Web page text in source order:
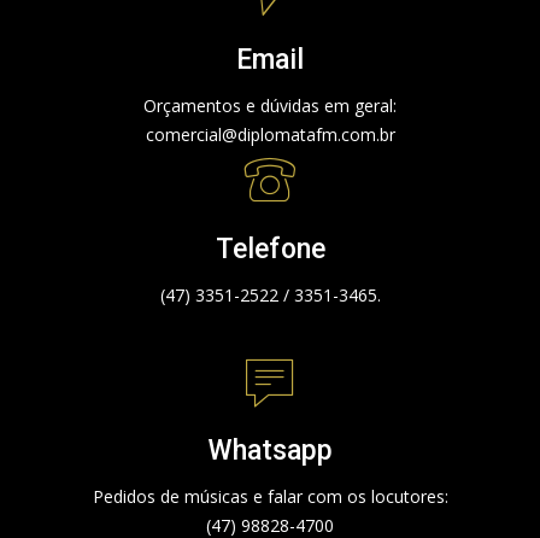
Email
Orçamentos e dúvidas em geral:
comercial@diplomatafm.com.br
Telefone
(47) 3351-2522 / 3351-3465.
Whatsapp
Pedidos de músicas e falar com os locutores:
(47) 98828-4700